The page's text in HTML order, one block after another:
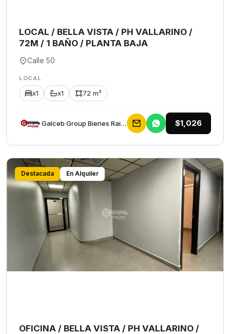
LOCAL / BELLA VISTA / PH VALLARINO /
72M / 1 BAÑO / PLANTA BAJA
Calle 50
LOCAL
x1 x1 72 m²
Galceb Group Bienes Raices $1,026
Destacada En Alquiler
OFICINA / BELLA VISTA / PH VALLARINO /